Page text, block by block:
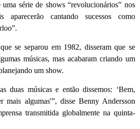
série de shows “revolucionários” nos
aparecerão cantando sucessos como
se separou em 1982, disseram que se
músicas, mas acabaram criando um
um show.
duas músicas e então dissemos: ‘Bem,
mais algumas'”, disse Benny Andersson
transmitida globalmente na quinta-